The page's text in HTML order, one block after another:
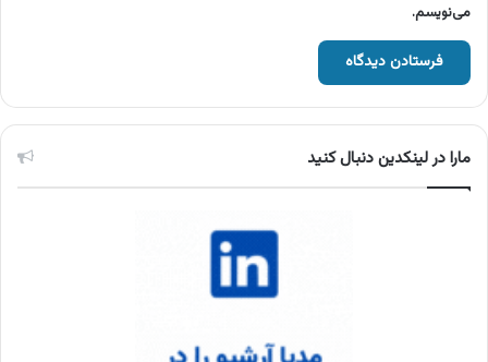
می‌نویسم.
مارا در لینکدین دنبال کنید